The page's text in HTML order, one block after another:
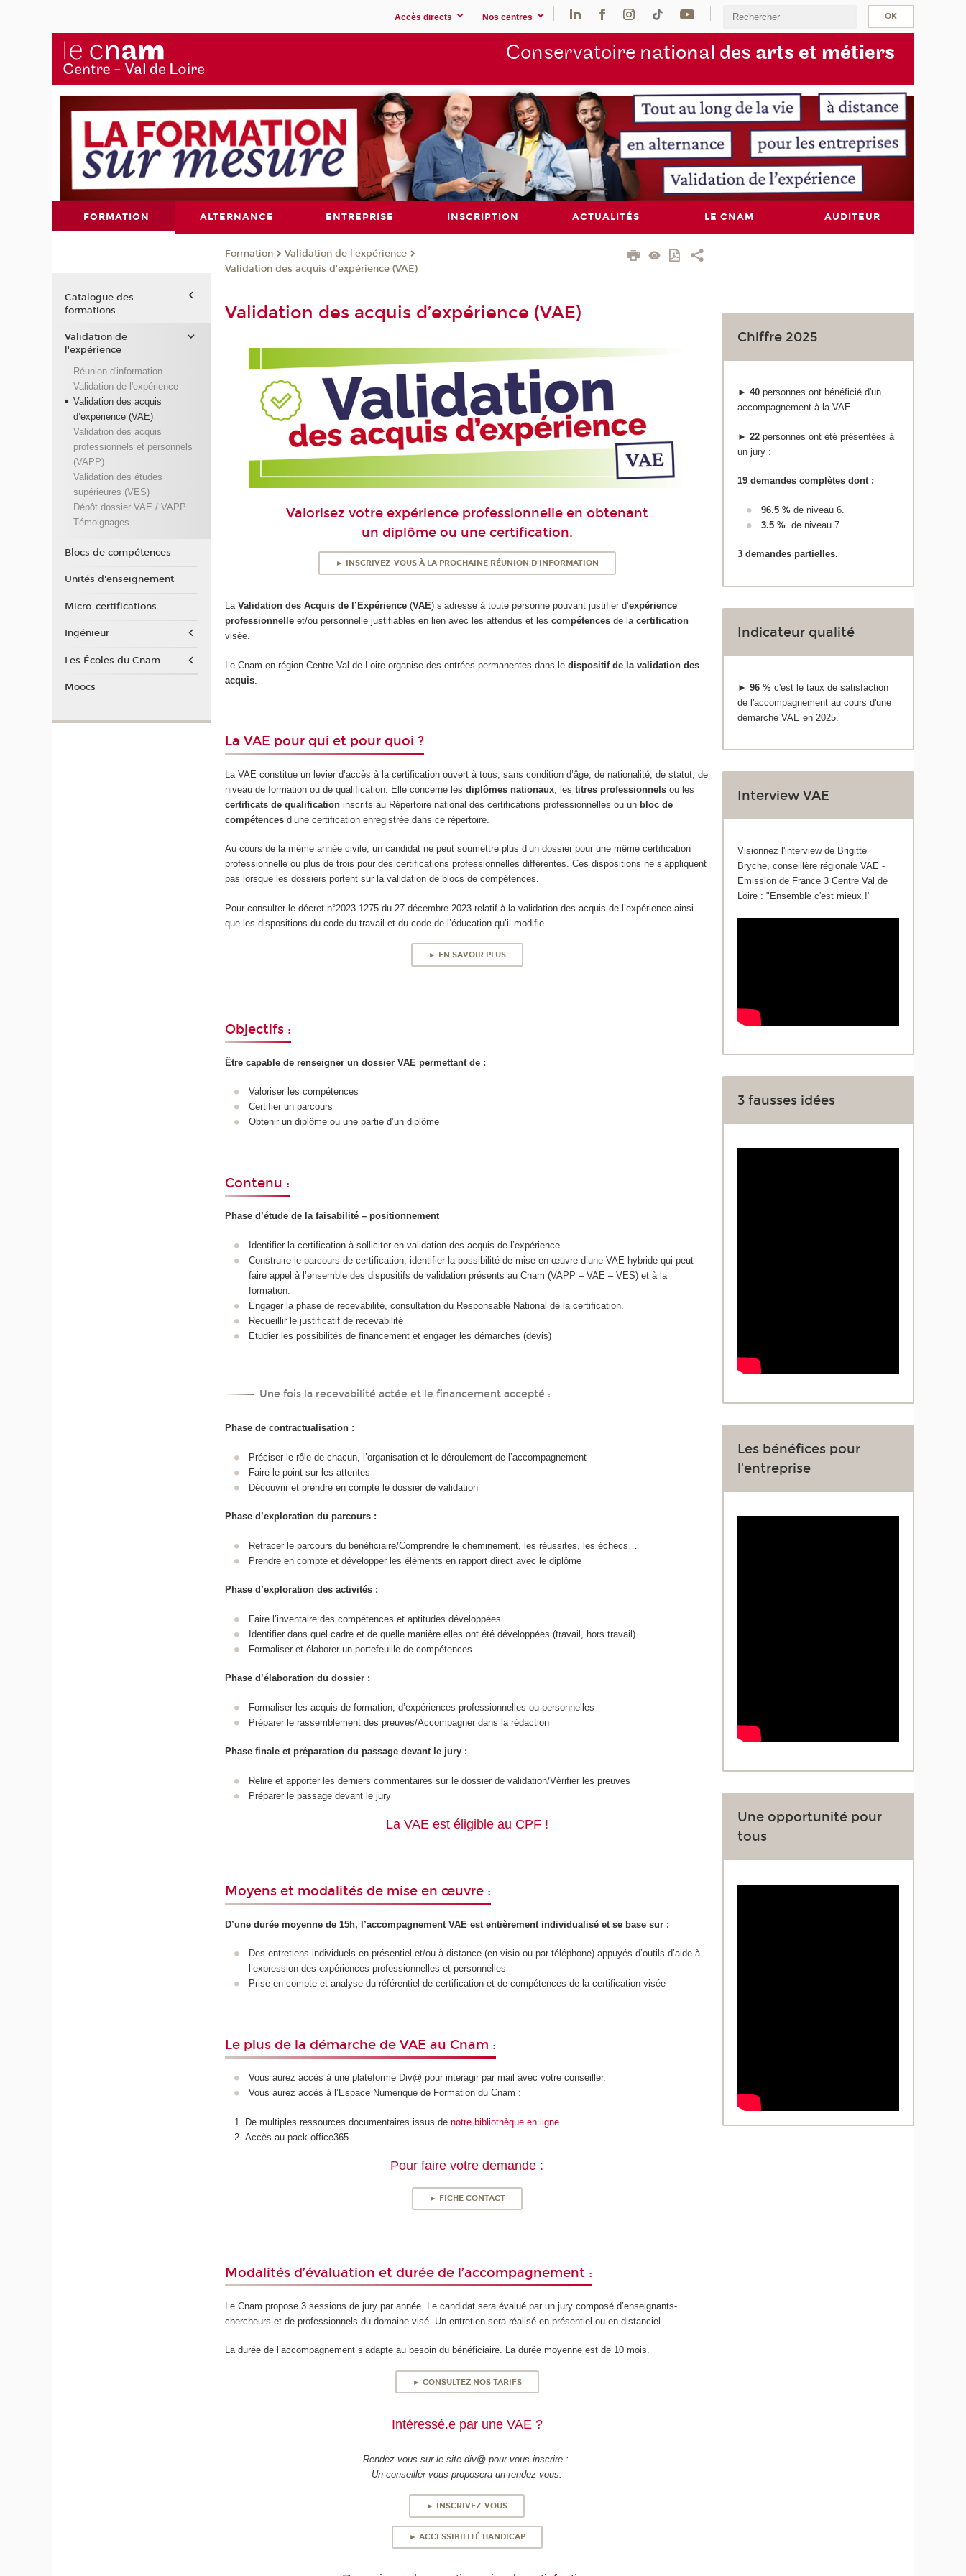
Accès directs Nos centres
Conservatoire national des arts et métiers
FORMATION ALTERNANCE ENTREPRISE INSCRIPTION ACTUALITÉS LE CNAM AUDITEUR
Formation
Validation de l'expérience
Validation des acquis d’expérience (VAE)
Validation des acquis d’expérience (VAE)
Valorisez votre expérience professionnelle en obtenant
un diplôme ou une certification.
► INSCRIVEZ-VOUS À LA PROCHAINE RÉUNION D'INFORMATION
LaValidation des Acquis de l’Expérience (VAE) s’adresse à toute personne pouvant justifier d’expérience
professionnelle et/ou personnelle justifiables en lien avec les attendus et lescompétences de lacertification
visée.
Le Cnam en région Centre-Val de Loire organise des entrées permanentes dans ledispositif de la validation des
acquis
La VAE pour qui et pour quoi ?
La VAE constitue un levier d’accès à la certification ouvert à tous, sans condition d’âge, de nationalité, de statut, de
niveau de formation ou de qualification. Elle concerne lesdiplômes nationaux , lestitres professionnels ou les
certificats de qualification inscrits au Répertoire national des certifications professionnelles ou un bloc de
compétences d’une certification enregistrée dans ce répertoire.
Au cours de la même année civile, un candidat ne peut soumettre plus d’un dossier pour une même certification
professionnelle ou plus de trois pour des certifications professionnelles différentes. Ces dispositions ne s’appliquent
pas lorsque les dossiers portent sur la validation de blocs de compétences.
Pour consulter le décret n°2023-1275 du 27 décembre 2023 relatif à la validation des acquis de l’expérience ainsi
que les dispositions du code du travail et du code de l’éducation qu’il modifie.
► EN SAVOIR PLUS
Objectifs :
Être capable de renseigner un dossier VAE permettant de :
Valoriser les compétences
Certifier un parcours
Obtenir un diplôme ou une partie d’un diplôme
Contenu :
Phase d’étude de la faisabilité – positionnement
Identifier la certification à solliciter en validation des acquis de l’expérience
Construire le parcours de certification, identifier la possibilité de mise en œuvre d’une VAE hybride qui peut
faire appel à l’ensemble des dispositifs de validation présents au Cnam (VAPP – VAE – VES) et à la
formation.
Engager la phase de recevabilité, consultation du Responsable National de la certification.
Recueillir le justificatif de recevabilité
Etudier les possibilités de financement et engager les démarches (devis)
Une fois la recevabilité actée et le financement accepté :
Phase de contractualisation :
Préciser le rôle de chacun, l’organisation et le déroulement de l’accompagnement
Faire le point sur les attentes
Découvrir et prendre en compte le dossier de validation
Phase d’exploration du parcours :
Retracer le parcours du bénéficiaire/Comprendre le cheminement, les réussites, les échecs…
Prendre en compte et développer les éléments en rapport direct avec le diplôme
Phase d’exploration des activités :
Faire l’inventaire des compétences et aptitudes développées
Identifier dans quel cadre et de quelle manière elles ont été développées (travail, hors travail)
Formaliser et élaborer un portefeuille de compétences
Phase d’élaboration du dossier :
Formaliser les acquis de formation, d’expériences professionnelles ou personnelles
Préparer le rassemblement des preuves/Accompagner dans la rédaction
Phase finale et préparation du passage devant le jury :
Relire et apporter les derniers commentaires sur le dossier de validation/Vérifier les preuves
Préparer le passage devant le jury
La VAE est éligible au CPF !
Moyens et modalités de mise en œuvre :
D’une durée moyenne de 15h, l’accompagnement VAE est entièrement individualisé et se base sur :
Des entretiens individuels en présentiel et/ou à distance (en visio ou par téléphone) appuyés d’outils d’aide à
l’expression des expériences professionnelles et personnelles
Prise en compte et analyse du référentiel de certification et de compétences de la certification visée
Le plus de la démarche de VAE au Cnam :
Vous aurez accès à une plateforme Div@ pour interagir par mail avec votre conseiller.
Vous aurez accès à l’Espace Numérique de Formation du Cnam :
De multiples ressources documentaires issus denotre bibliothèque en ligne
Accès au pack office365
Pour faire votre demande :
► FICHE CONTACT
Modalités d’évaluation et durée de l’accompagnement :
Le Cnam propose 3 sessions de jury par année. Le candidat sera évalué par un jury composé d’enseignants-
chercheurs et de professionnels du domaine visé. Un entretien sera réalisé en présentiel ou en distanciel.
La durée de l’accompagnement s’adapte au besoin du bénéficiaire. La durée moyenne est de 10 mois.
► CONSULTEZ NOS TARIFS
Intéressé.e par une VAE ?
Rendez-vous sur le site div@ pour vous inscrire :
Un conseiller vous proposera un rendez-vous.
► INSCRIVEZ-VOUS
► ACCESSIBILITÉ HANDICAP
Chiffre 2025
►40personnes ont bénéficié d'un
accompagnement à la VAE.
►22 personnes ont été présentées à
un jury :
19 demandes complètes dont :
96.5 % de niveau 6.
3.5 %de niveau 7.
3 demandes partielles.
Indicateur qualité
►96 % c'est le taux de satisfaction
de l'accompagnement au cours d'une
démarche VAE en 2025.
Interview VAE
Visionnez l'interview de Brigitte
Bryche, conseillère régionale VAE -
Emission de France 3 Centre Val de
Loire : "Ensemble c'est mieux !"
3 fausses idées
Les bénéfices pour
l'entreprise
Une opportunité pour
tous
Catalogue des
formations
Validation de
l'expérience
Réunion d'information -
Validation de l'expérience
Validation des acquis
d’expérience (VAE)
Validation des acquis
professionnels et personnels
(VAPP)
Validation des études
supérieures (VES)
Dépôt dossier VAE / VAPP
Témoignages
Blocs de compétences
Unités d'enseignement
Micro-certifications
Ingénieur
Les Écoles du Cnam
Moocs